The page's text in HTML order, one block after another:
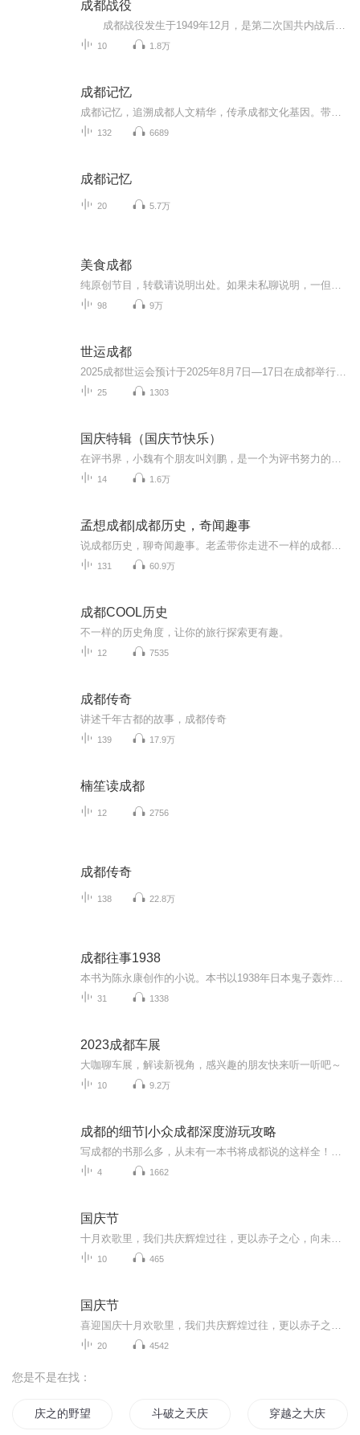
成都战役
10 1.8万
成都记忆
132 6689
成都记忆
20 5.7万
美食成都
98 9万
世运成都
25 1303
国庆特辑（国庆节快乐）
14 1.6万
孟想成都|成都历史，奇闻趣事
131 60.9万
成都COOL历史
不一样的历史角度，让你的旅行探索更有趣。
12 7535
成都传奇
讲述千年古都的故事，成都传奇
139 17.9万
楠笙读成都
12 2756
成都传奇
138 22.8万
成都往事1938
31 1338
2023成都车展
大咖聊车展，解读新视角，感兴趣的朋友快来听一听吧～
10 9.2万
成都的细节|小众成都深度游玩攻略
4 1662
国庆节
10 465
国庆节
20 4542
您是不是在找：
庆之的野望 斗破之天庆焰火 穿越之大庆帝国